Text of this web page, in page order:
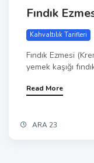
Fındık
Kahvaltılık Tarifleri
Fındık Ezmesi
yemek kaşığı
Read More
ARA 23